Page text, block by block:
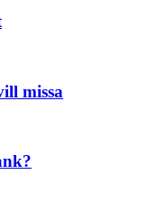
missa